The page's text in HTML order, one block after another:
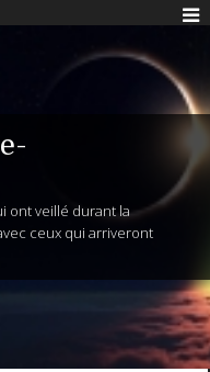
ont veillé durant la
ceux qui arriveront